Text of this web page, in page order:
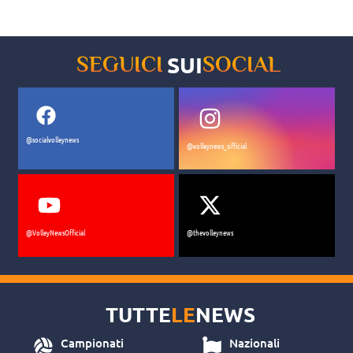
conquistano gara-1
SEGUICI SUISOCIAL
@socialvolleynews
@volleynews_official
@VolleyNewsOfficial @thevolleynews
TUTTELENEWS
Campionati Nazionali